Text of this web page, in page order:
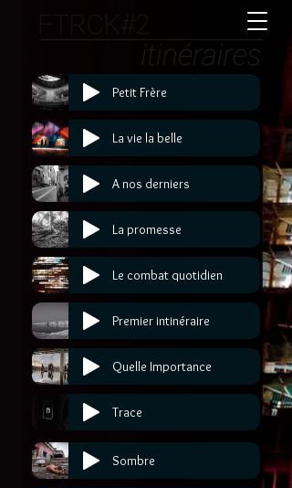
Premier intinéraire
Petit Frère
La vie la belle
A nos derniers
La promesse
Le combat quotidien
Quelle Importance
Trace
Sombre